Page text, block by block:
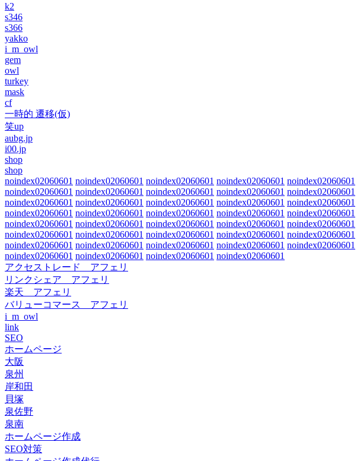
k2
s346
s366
yakko
i_m_owl
gem
owl
turkey
mask
cf
一時的 遷移(仮)
笑up
aubg.jp
i00.jp
shop
shop
noindex02060601 noindex02060601 noindex02060601 noindex02060601 noindex02060601
noindex02060601 noindex02060601 noindex02060601 noindex02060601 noindex02060601
noindex02060601 noindex02060601 noindex02060601 noindex02060601 noindex02060601
noindex02060601 noindex02060601 noindex02060601 noindex02060601 noindex02060601
noindex02060601 noindex02060601 noindex02060601 noindex02060601 noindex02060601
noindex02060601 noindex02060601 noindex02060601 noindex02060601 noindex02060601
noindex02060601 noindex02060601 noindex02060601 noindex02060601 noindex02060601
noindex02060601 noindex02060601 noindex02060601 noindex02060601
アクセストレード アフェリ
リンクシェア アフェリ
楽天 アフェリ
バリューコマース アフェリ
i_m_owl
link
SEO
ホームページ
大阪
泉州
岸和田
貝塚
泉佐野
泉南
ホームページ作成
SEO対策